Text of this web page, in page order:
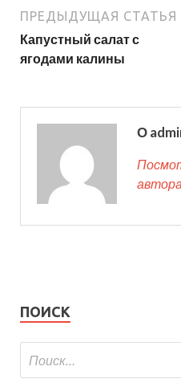
ПРЕДЫДУЩАЯ СТАТЬЯ
Капустный салат с
ягодами калины
О
ПОИСК